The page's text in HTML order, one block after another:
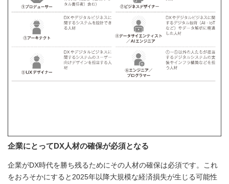
企業にとってDX人材の確保が必須となる
企業がDX時代を勝ち残るためにその人材の確保は必須です。これ
をおろそかにすると2025年以降大規模な経済損失が生じる可能性